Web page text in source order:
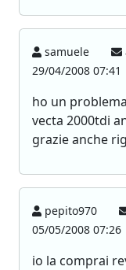
samuele
29/04/2008 07:41
ho un
vecta 2000tdi
grazie anche
pepito970
05/05/2008 07:26
io la comprai